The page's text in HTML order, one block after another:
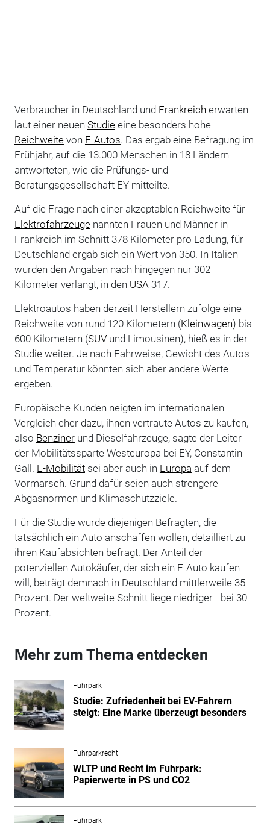
Verbraucher in Deutschland und Frankreich erwarten
laut einer neuen Studieeine besonders hohe
Reichweitevon E-Autos. Das ergab eine Befragung im
Frühjahr, auf die 13.000 Menschen in 18 Ländern
antworteten, wie die Prüfungs- und
Beratungsgesellschaft EY mitteilte.
Auf die Frage nach einer akzeptablen Reichweite für
Elektrofahrzeugenannten Frauen und Männer in
Frankreich im Schnitt 378 Kilometer pro Ladung, für
Deutschland ergab sich ein Wert von 350. In Italien
wurden den Angaben nach hingegen nur 302
Kilometer verlangt, in den USA 317.
Elektroautos haben derzeit Herstellern zufolge eine
Reichweite von rund 120 Kilometern (Kleinwagen) bis
600 Kilometern (SUVund Limousinen), hieß es in der
Studie weiter. Je nach Fahrweise, Gewicht des Autos
und Temperatur könnten sich aber andere Werte
ergeben.
Europäische Kunden neigten im internationalen
Vergleich eher dazu, ihnen vertraute Autos zu kaufen,
also Benzinerund Dieselfahrzeuge, sagte der Leiter
der Mobilitätssparte Westeuropa bei EY, Constantin
Gall. E-Mobilitätsei aber auch in Europa auf dem
Vormarsch. Grund dafür seien auch strengere
Abgasnormen und Klimaschutzziele.
Für die Studie wurde diejenigen Befragten, die
tatsächlich ein Auto anschaffen wollen, detailliert zu
ihren Kaufabsichten befragt. Der Anteil der
potenziellen Autokäufer, der sich ein E-Auto kaufen
will, beträgt demnach in Deutschland mittlerweile 35
Prozent. Der weltweite Schnitt liege niedriger - bei 30
Prozent.
Mehr zum Thema entdecken
Fuhrpark
Studie: Zufriedenheit bei EV-Fahrern
steigt: Eine Marke überzeugt besonders
Fuhrparkrecht
WLTP und Recht im Fuhrpark:
Papierwerte in PS und CO2
Fuhrpark